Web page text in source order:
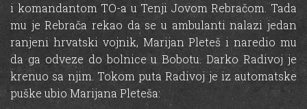
i komandantom TO-a u Tenji Jovom Rebračom. Tada
mu je Rebrača rekao da se u ambulanti nalazi jedan
ranjeni hrvatski vojnik, Marijan Pleteš i naredio mu
da ga odveze do bolnice u Bobotu. Darko Radivoj je
krenuo sa njim. Tokom puta Radivoj je iz automatske
puške ubio Marijana Pleteša: